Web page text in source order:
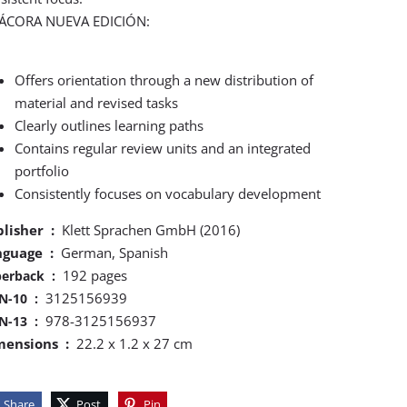
NUEVA EDICIÓN:
Offers orientation through a new distribution of
material and revised tasks
Clearly outlines learning paths
Contains regular review units and an integrated
portfolio
Consistently focuses on vocabulary development
Publisher ‏ : ‎ Klett Sprachen GmbH (2016)
Language ‏ : ‎ German, Spanish
Paperback ‏ : ‎ 192 pages
ISBN-10 ‏ : ‎3125156939
ISBN-13 ‏ : ‎978-3125156937
Dimensions ‏ : ‎22.2 x 1.2 x 27 cm